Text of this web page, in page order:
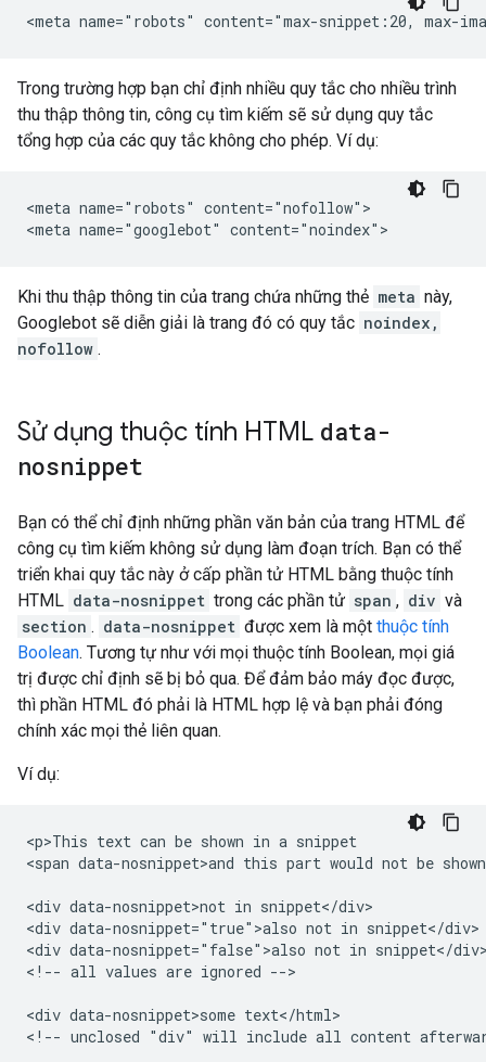
<meta name="robots" content="max-snippet:20, max-
Trong trường hợp bạn chỉ định nhiều quy tắc cho nhiều trình
thu thập thông tin, công cụ tìm kiếm sẽ sử dụng quy tắc
tổng hợp của các quy tắc không cho phép. Ví dụ:
<meta name="robots" content="nofollow">
<meta name="googlebot" content="noindex">
Khi thu thập thông tin của trang chứa những thẻ meta này,
Googlebot sẽ diễn giải là trang đó có quy tắc noindex,
nofollow .
Sử dụng thuộc tính HTML data-
nosnippet
Bạn có thể chỉ định những phần văn bản của trang HTML để
công cụ tìm kiếm không sử dụng làm đoạn trích. Bạn có thể
triển khai quy tắc này ở cấp phần tử HTML bằng thuộc tính
HTML data-nosnippet trong các phần tử span , div và
section . data-nosnippet được xem là một thuộc tính
Boolean. Tương tự như với mọi thuộc tính Boolean, mọi giá
trị được chỉ định sẽ bị bỏ qua. Để đảm bảo máy đọc được,
thì phần HTML đó phải là HTML hợp lệ và bạn phải đóng
chính xác mọi thẻ liên quan.
Ví dụ:
<p>This text can be shown in a snippet
<span data-nosnippet>and this part would not be
<div data-nosnippet>not in snippet</div>
<div data-nosnippet="true">also not in snippet</div>
<div data-nosnippet="false">also not in snippet</
<!-- all values are ignored -->
<div data-nosnippet>some text</html>
<!-- unclosed "div" will include all content